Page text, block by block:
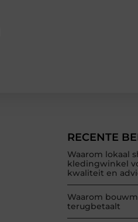
RECENTE
Waarom lokaal
kledingwinkel
kwaliteit en
Waarom
terugbetaalt